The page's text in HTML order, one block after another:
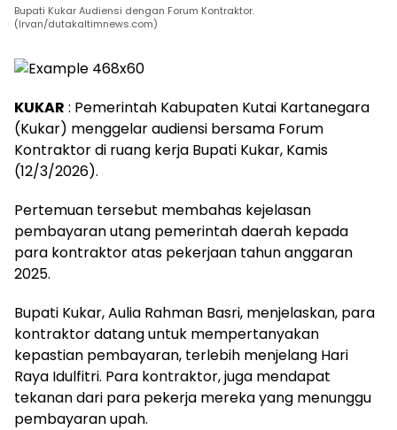
Bupati Kukar Audiensi dengan Forum Kontraktor.
(Irvan/dutakaltimnews.com)
KUKAR : Pemerintah Kabupaten Kutai Kartanegara
(Kukar) menggelar audiensi bersama Forum
Kontraktor di ruang kerja Bupati Kukar, Kamis
(12/3/2026).
Pertemuan tersebut membahas kejelasan
pembayaran utang pemerintah daerah kepada
para kontraktor atas pekerjaan tahun anggaran
2025.
Bupati Kukar, Aulia Rahman Basri, menjelaskan, para
kontraktor datang untuk mempertanyakan
kepastian pembayaran, terlebih menjelang Hari
Raya Idulfitri. Para kontraktor, juga mendapat
tekanan dari para pekerja mereka yang menunggu
pembayaran upah.